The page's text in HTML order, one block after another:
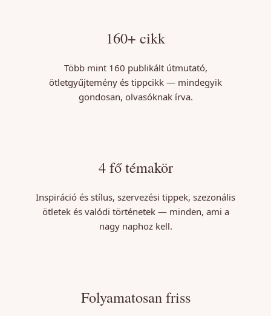
160+ cikk
Több mint 160 publikált útmutató,
ötletgyűjtemény és tippcikk — mindegyik
gondosan, olvasóknak írva.
4 fő témakör
Inspiráció és stílus, szervezési tippek, szezonális
ötletek és valódi történetek — minden, ami a
nagy naphoz kell.
Folyamatosan friss